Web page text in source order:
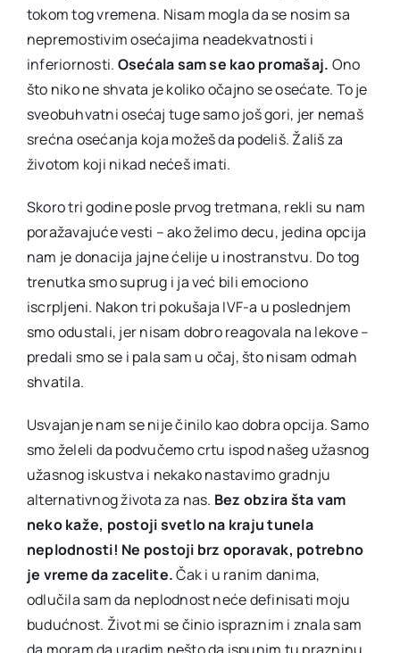
tokom tog vremena. Nisam mogla da se nosim sa
nepremostivim osećajima neadekvatnosti i
inferiornosti. Osećala sam se kao promašaj. Ono
što niko ne shvata je koliko očajno se osećate. To je
sveobuhvatni osećaj tuge samo još gori, jer nemaš
srećna osećanja koja možeš da podeliš. Žališ za
životom koji nikad nećeš imati.
Skoro tri godine posle prvog tretmana, rekli su nam
poražavajuće vesti – ako želimo decu, jedina opcija
nam je donacija jajne ćelije u inostranstvu. Do tog
trenutka smo suprug i ja već bili emociono
iscrpljeni. Nakon tri pokušaja IVF-a u poslednjem
smo odustali, jer nisam dobro reagovala na lekove –
predali smo se i pala sam u očaj, što nisam odmah
shvatila.
Usvajanje nam se nije činilo kao dobra opcija. Samo
smo želeli da podvučemo crtu ispod našeg užasnog
užasnog iskustva i nekako nastavimo gradnju
alternativnog života za nas. Bez obzira šta vam
neko kaže, postoji svetlo na kraju tunela
neplodnosti! Ne postoji brz oporavak, potrebno
je vreme da zacelite.Čak i u ranim danima,
odlučila sam da neplodnost neće definisati moju
budućnost. Život mi se činio ispraznim i znala sam
da moram da uradim nešto da ispunim tu prazninu.